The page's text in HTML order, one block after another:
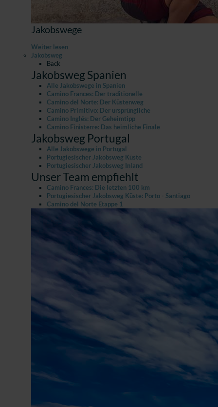
Jakobswege
Weiter lesen
Jakobsweg
Back
Jakobsweg Spanien
Alle Jakobswege in Spanien
Camino Frances: Der traditionelle
Camino del Norte: Der Küstenweg
Camino Primitivo: Der ursprüngliche
Camino Inglés: Der Geheimtipp
Camino Finisterre: Das heimliche Finale
Jakobsweg Portugal
Alle Jakobswege in Portugal
Portugiesischer Jakobsweg Küste
Portugiesischer Jakobsweg Inland
Unser Team empfiehlt
Camino Frances: Die letzten 100 km
Portugiesischer Jakobsweg Küste: Porto - Santiago
Camino del Norte Etappe 1